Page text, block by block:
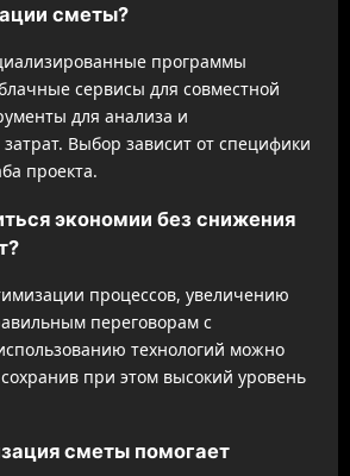
сметы?
программы
сервисы для совместной
для анализа и
Выбор зависит от специфики
проекта.
экономии без снижения
процессов, увеличению
переговорам с
технологий можно
при этом высокий уровень
сметы помогает